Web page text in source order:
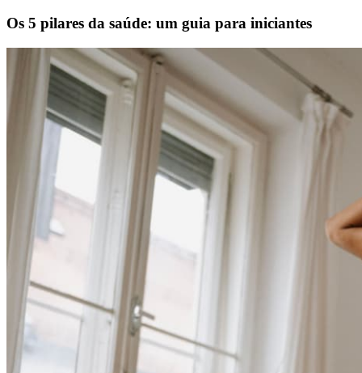
Os 5 pilares da saúde: um guia para iniciantes